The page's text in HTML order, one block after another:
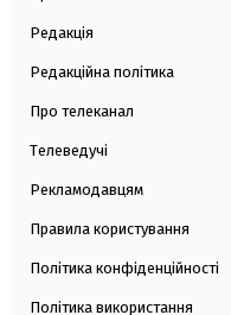
Редакція
Редакційна політика
Про телеканал
Телеведучі
Рекламодавцям
Правила користування
Політика конфіденційності
Політика використання